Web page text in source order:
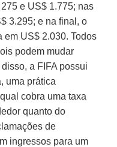
e US$ 1.775; nas
3.295; e na final, o
em US$ 2.030. Todos
podem mudar
a FIFA possui
uma prática
cobra uma taxa
quanto do
de
ingressos para um